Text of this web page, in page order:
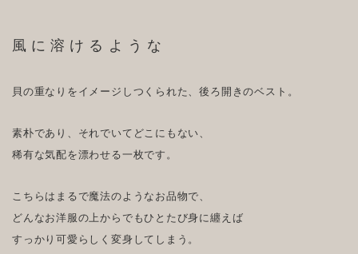
風に溶けるような
貝の重なりをイメージしつくられた、後ろ開きのベスト。
素朴であり、それでいてどこにもない、
稀有な気配を漂わせる一枚です。
こちらはまるで魔法のようなお品物で、
どんなお洋服の上からでもひとたび身に纏えば
すっかり可愛らしく変身してしまう。